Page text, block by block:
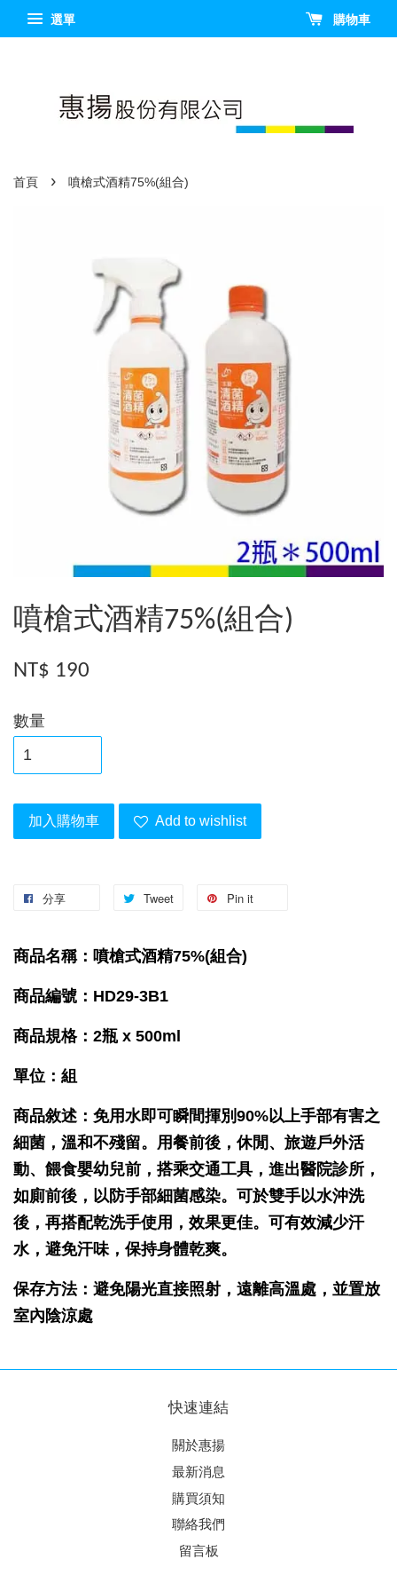
選單 購物車
首頁 › 噴槍式酒精75%(組合)
噴槍式酒精75%(組合)
NT$ 190
數量
加入購物車 Add to wishlist
分享 Tweet Pin it
商品名稱：噴槍式酒精75%(組合)
商品編號：HD29-3B1
商品規格：2瓶 x 500ml
單位：組
商品敘述：免用水即可瞬間揮別90%以上手部有害之
細菌，溫和不殘留。用餐前後，休閒、旅遊戶外活
動、餵食嬰幼兒前，搭乘交通工具，進出醫院診所，
如廁前後，以防手部細菌感染。可於雙手以水沖洗
後，再搭配乾洗手使用，效果更佳。可有效減少汗
水，避免汗味，保持身體乾爽。
保存方法：避免陽光直接照射，遠離高溫處，並置放
室內陰涼處
快速連結
關於惠揚
最新消息
購買須知
聯絡我們
留言板